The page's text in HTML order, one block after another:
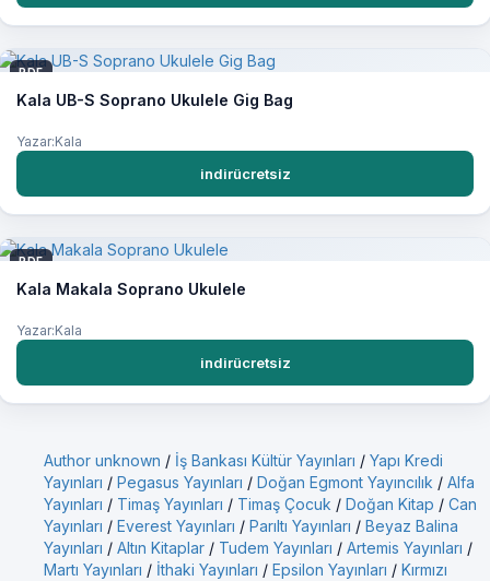
PDF
Kala UB-S Soprano Ukulele Gig Bag
Yazar:Kala
indirücretsiz
PDF
Kala Makala Soprano Ukulele
Yazar:Kala
indirücretsiz
Author unknown / İş Bankası Kültür Yayınları / Yapı Kredi
Yayınları / Pegasus Yayınları / Doğan Egmont Yayıncılık / Alfa
Yayınları / Timaş Yayınları / Timaş Çocuk / Doğan Kitap / Can
Yayınları / Everest Yayınları / Parıltı Yayınları / Beyaz Balina
Yayınları / Altın Kitaplar / Tudem Yayınları / Artemis Yayınları /
Martı Yayınları / İthaki Yayınları / Epsilon Yayınları / Kırmızı